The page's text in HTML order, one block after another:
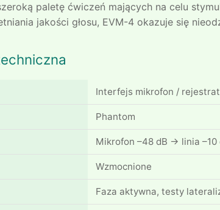
paletę ćwiczeń mających na celu
jakości głosu, EVM-4 okazuje się
Interfejs mikrofon /
Phantom
Mikrofon –48 dB → linia –10
Wzmocnione
Faza aktywna, testy